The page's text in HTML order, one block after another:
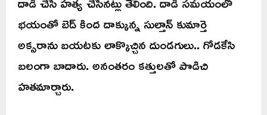
భయంతో బెడ్ కింద దాక్కున్న సుల్తాన్ కుమార్తె
అక్సరాను బయటకు లాక్కొచ్చిన దుండగులు.. గోడకేసి
బలంగా బాదారు. అనంతరం కత్తులతో పొడిచి
హతమార్చారు.